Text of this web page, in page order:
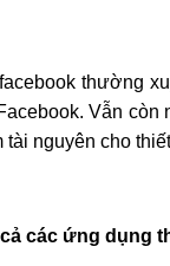
thường
Vẫn
nguyên cho
các ứng dụng